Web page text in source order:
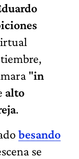
"in
alto
.
besando
se